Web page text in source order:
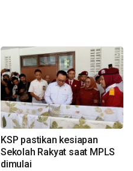
KSP pastikan kesiapan
Sekolah Rakyat saat MPLS
dimulai